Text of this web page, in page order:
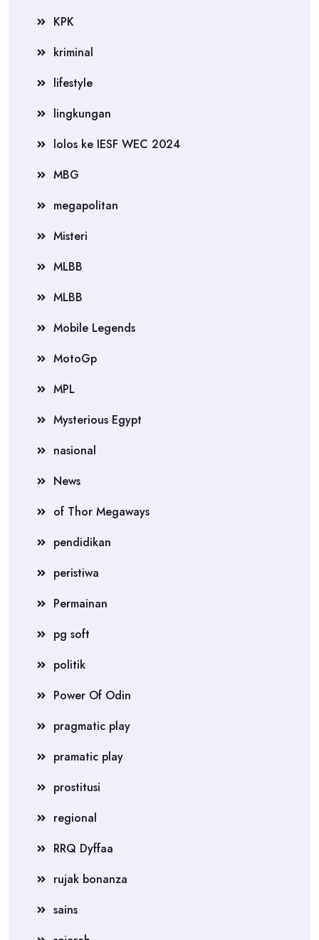
KPK
kriminal
lifestyle
lingkungan
lolos ke IESF WEC 2024
MBG
megapolitan
Misteri
MLBB
MLBB
Mobile Legends
MotoGp
MPL
Mysterious Egypt
nasional
News
of Thor Megaways
pendidikan
peristiwa
Permainan
pg soft
politik
Power Of Odin
pragmatic play
pramatic play
prostitusi
regional
RRQ Dyffaa
rujak bonanza
sains